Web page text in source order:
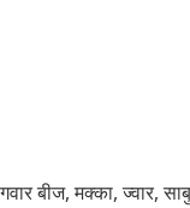
बीज, मक्का, ज्वार,